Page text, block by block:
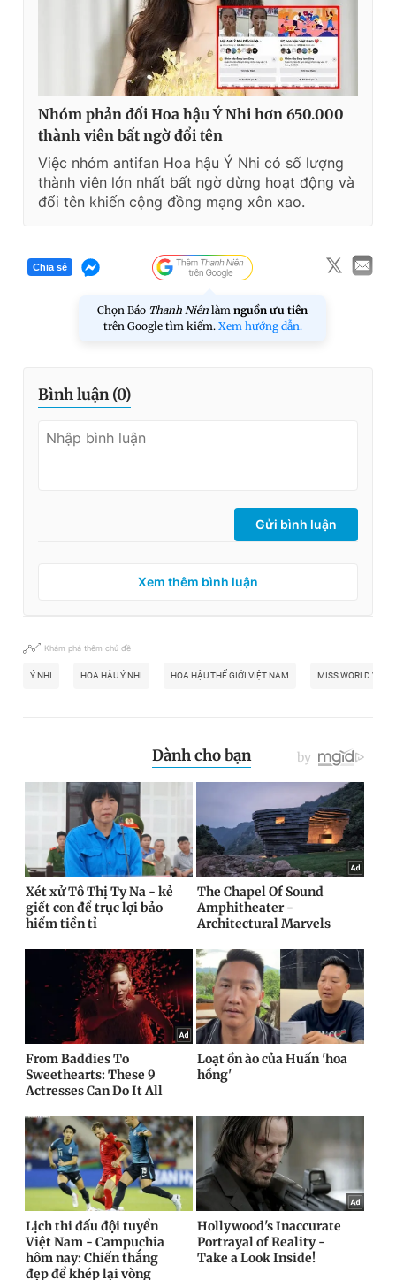
Nhóm phản đối Hoa hậu Ý Nhi hơn 650.000
thành viên bất ngờ đổi tên
Việc nhóm antifan Hoa hậu Ý Nhi có số lượng
thành viên lớn nhất bất ngờ dừng hoạt động và
đổi tên khiến cộng đồng mạng xôn xao.
Chia sẻ
Chọn Báo Thanh Niên làm nguồn ưu tiên
trên Google tìm kiếm. Xem hướng dẫn.
Bình luận (0)
Gửi bình luận
Xem thêm bình luận
Khám phá thêm chủ đề
Ý NHI HOA HẬU Ý NHI HOA HẬU THẾ GIỚI VIỆT NAM MISS WORLD